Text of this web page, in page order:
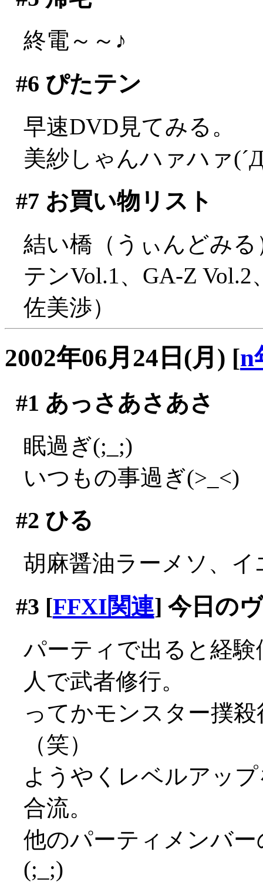
終電～～♪
#6 ぴたテン
早速DVD見てみる。
美紗しゃんハァハァ
#7 お買い物リスト
結い橋（うぃんどみ
テンVol.1、GA-Z
佐美渉）
2002年06月24日(月) [n
#1 あっさあさあさ
眠過ぎ(;_;)
いつもの事過ぎ(>_<)
#2 ひる
胡麻醤油ラーメソ、イ
#3 [FFXI関連] 今日の
パーティで出ると経
人で武者修行。
ってかモンスター撲
（笑）
ようやくレベルアッ
合流。
他のパーティメンバ
(;_;)